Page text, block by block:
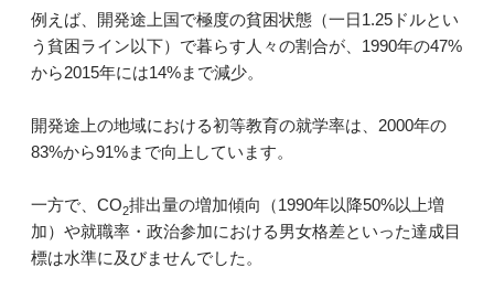
例えば、開発途上国で極度の貧困状態（一日1.25ドルとい
う貧困ライン以下）で暮らす人々の割合が、1990年の47%
から2015年には14%まで減少。
開発途上の地域における初等教育の就学率は、2000年の
83%から91%まで向上しています。
一方で、CO2排出量の増加傾向（1990年以降50%以上増
加）や就職率・政治参加における男女格差といった達成目
標は水準に及びませんでした。